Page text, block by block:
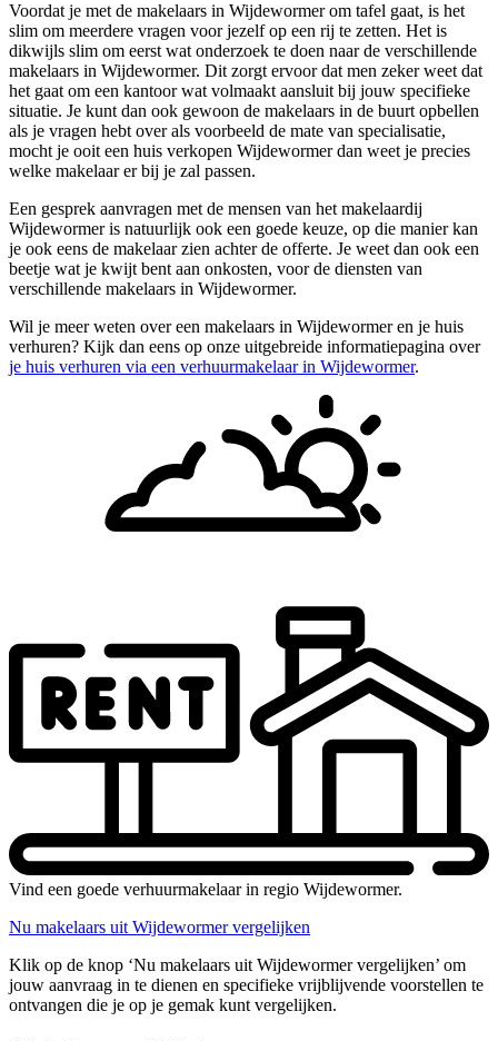
Voordat je met de makelaars in Wijdewormer om tafel gaat, is het
slim om meerdere vragen voor jezelf op een rij te zetten. Het is
dikwijls slim om eerst wat onderzoek te doen naar de verschillende
makelaars in Wijdewormer. Dit zorgt ervoor dat men zeker weet dat
het gaat om een kantoor wat volmaakt aansluit bij jouw specifieke
situatie. Je kunt dan ook gewoon de makelaars in de buurt opbellen
als je vragen hebt over als voorbeeld de mate van specialisatie,
mocht je ooit een huis verkopen Wijdewormer dan weet je precies
welke makelaar er bij je zal passen.
Een gesprek aanvragen met de mensen van het makelaardij
Wijdewormer is natuurlijk ook een goede keuze, op die manier kan
je ook eens de makelaar zien achter de offerte. Je weet dan ook een
beetje wat je kwijt bent aan onkosten, voor de diensten van
verschillende makelaars in Wijdewormer.
Wil je meer weten over een makelaars in Wijdewormer en je huis
verhuren? Kijk dan eens op onze uitgebreide informatiepagina over
je huis verhuren via een verhuurmakelaar in Wijdewormer.
Vind een goede verhuurmakelaar in regio Wijdewormer.
Nu makelaars uit Wijdewormer vergelijken
Klik op de knop ‘Nu makelaars uit Wijdewormer vergelijken’ om
jouw aanvraag in te dienen en specifieke vrijblijvende voorstellen te
ontvangen die je op je gemak kunt vergelijken.